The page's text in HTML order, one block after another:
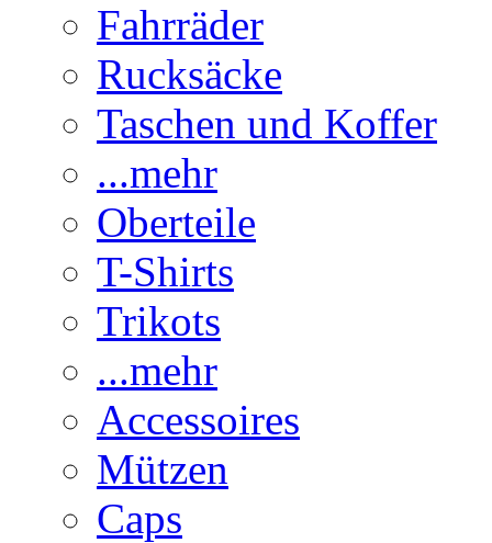
Fahrräder
Rucksäcke
Taschen und Koffer
...mehr
Oberteile
T-Shirts
Trikots
...mehr
Accessoires
Mützen
Caps